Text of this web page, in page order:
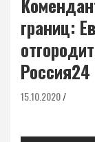
границ:
Россия24
15.10.2020